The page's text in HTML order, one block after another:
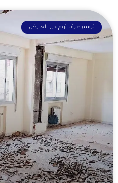
ترميم غرف نوم حي العارض